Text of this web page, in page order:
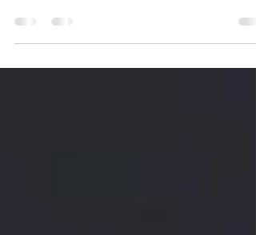
Skalli und Hati, durch den Himmel jagten.